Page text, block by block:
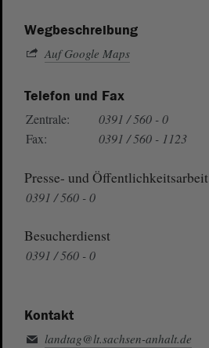
Wegbeschreibung
Auf Google Maps
Telefon und Fax
Zentrale:
0391 / 560 - 0
Fax:
0391 / 560 - 1123
Presse- und Öffentlichkeitsarbeit
0391 / 560 - 0
Besucherdienst
0391 / 560 - 0
Kontakt
landtag@lt.sachsen-anhalt.de